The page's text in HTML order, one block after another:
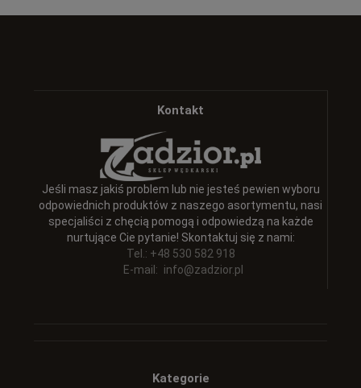
Kontakt
Jeśli masz jakiś problem lub nie jesteś pewien wyboru
odpowiednich produktów z naszego asortymentu, nasi
specjaliści z chęcią pomogą i odpowiedzą na każde
nurtujące Cie pytanie! Skontaktuj się z nami:
Tel.: +48 530 582 918
E-mail: info@zadzior.pl
Kategorie